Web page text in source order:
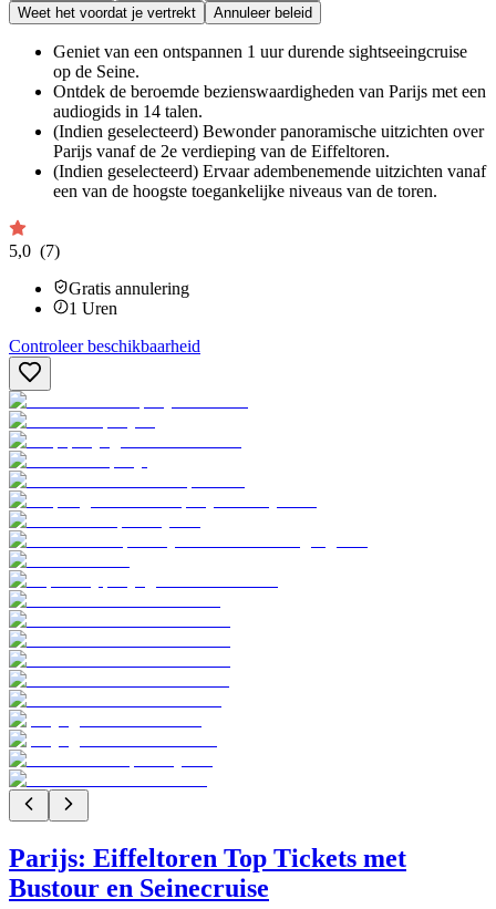
Weet het voordat je vertrekt
Annuleer beleid
Geniet van een ontspannen 1 uur durende sightseeingcruise
op de Seine.
Ontdek de beroemde bezienswaardigheden van Parijs met een
audiogids in 14 talen.
(Indien geselecteerd) Bewonder panoramische uitzichten over
Parijs vanaf de 2e verdieping van de Eiffeltoren.
(Indien geselecteerd) Ervaar adembenemende uitzichten vanaf
een van de hoogste toegankelijke niveaus van de toren.
5,0 (7)
Gratis annulering
1 Uren
Controleer beschikbaarheid
Parijs: Eiffeltoren Top Tickets met
Bustour en Seinecruise